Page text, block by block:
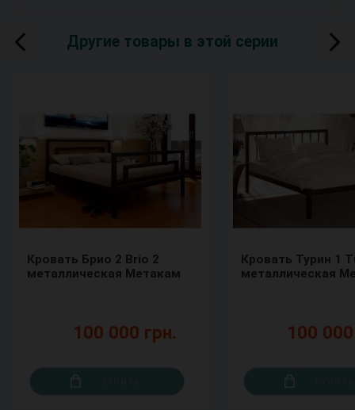
Другие товары в этой серии
Кровать Брио 2 Brio 2
металлическая Метакам
100 000 грн.
Кровать Турин 1
металлическая
100